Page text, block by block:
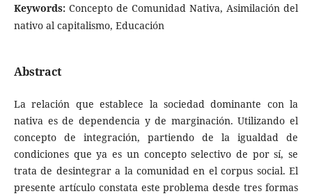
Keywords: Concepto de Comunidad Nativa, Asimilación del
nativo al capitalismo, Educación
Abstract
La relación que establece la sociedad dominante con la
nativa es de dependencia y de marginación. Utilizando el
concepto de integración, partiendo de la igualdad de
condiciones que ya es un concepto selectivo de por sí, se
trata de desintegrar a la comunidad en el corpus social. El
presente artículo constata este problema desde tres formas